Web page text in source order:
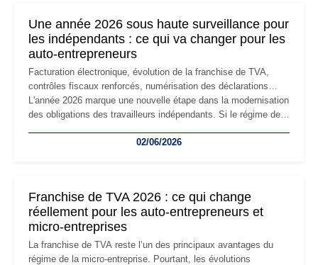
Une année 2026 sous haute surveillance pour
les indépendants : ce qui va changer pour les
auto-entrepreneurs
Facturation électronique, évolution de la franchise de TVA,
contrôles fiscaux renforcés, numérisation des déclarations…
L'année 2026 marque une nouvelle étape dans la modernisation
des obligations des travailleurs indépendants. Si le régime de
les auto-entrepreneurs devront s'adapter à un environnement
02/06/2026
Franchise de TVA 2026 : ce qui change
réellement pour les auto-entrepreneurs et
micro-entreprises
La franchise de TVA reste l’un des principaux avantages du
régime de la micro-entreprise. Pourtant, les évolutions